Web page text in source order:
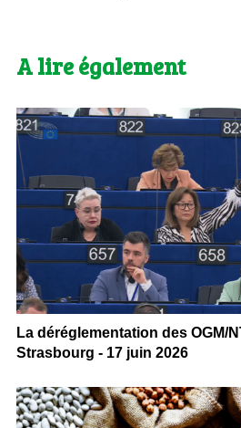
A lire également
La déréglementation des OGM/
Strasbourg - 17 juin 2026